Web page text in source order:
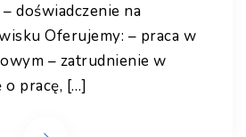
doświadczenie na
Oferujemy: – praca w
– zatrudnienie w
pracę, […]